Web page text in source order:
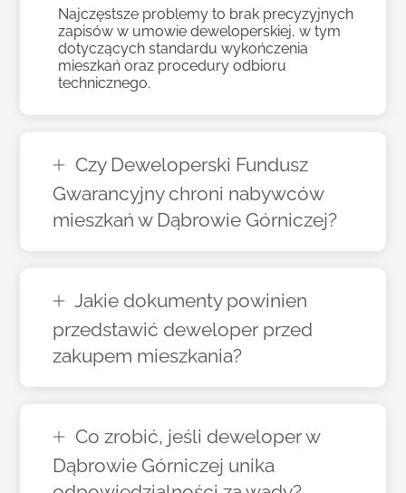
Najczęstsze problemy to brak precyzyjnych
zapisów w umowie deweloperskiej, w tym
dotyczących standardu wykończenia
mieszkań oraz procedury odbioru
technicznego.
Czy Deweloperski Fundusz
Gwarancyjny chroni nabywców
mieszkań w Dąbrowie Górniczej?
Jakie dokumenty powinien
przedstawić deweloper przed
zakupem mieszkania?
Co zrobić, jeśli deweloper w
Dąbrowie Górniczej unika